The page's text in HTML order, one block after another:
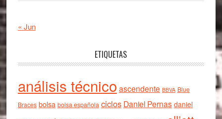
« Jun
ETIQUETAS
análisis técnico ascendente BBVA Blue
Braces bolsa bolsa española ciclos Daniel Pernas daniel